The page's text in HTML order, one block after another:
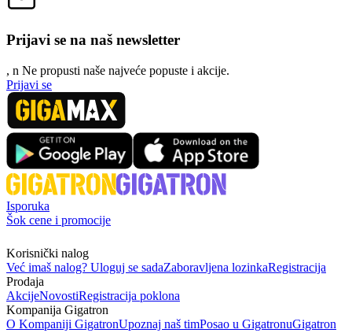
Prijavi se na naš newsletter
, n Ne propusti naše najveće popuste i akcije.
Prijavi se
Isporuka
Šok cene i promocije
Korisnički nalog
Već imaš nalog? Uloguj se sadaZaboravljena lozinkaRegistracija
Prodaja
AkcijeNovostiRegistracija poklona
Kompanija Gigatron
O Kompaniji GigatronUpoznaj naš timPosao u GigatronuGigatron